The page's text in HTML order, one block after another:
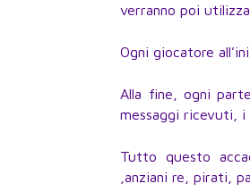
verranno poi
Ogni giocatore
Alla fine, ogni
messaggi ricevuti,
Tutto questo
,anziani re, pirati,